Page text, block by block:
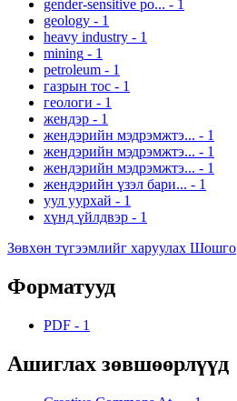
gender-sensitive po... - 1
geology - 1
heavy industry - 1
mining - 1
petroleum - 1
газрын тос - 1
геологи - 1
жендэр - 1
жендэрийн мэдрэмжтэ... - 1
жендэрийн мэдрэмжтэ... - 1
жендэрийн мэдрэмжтэ... - 1
жендэрийн үзэл бари... - 1
уул уурхай - 1
хүнд үйлдвэр - 1
Зөвхөн түгээмлийг харуулах Шошго
Форматууд
PDF - 1
Ашиглах зөвшөөрлүүд